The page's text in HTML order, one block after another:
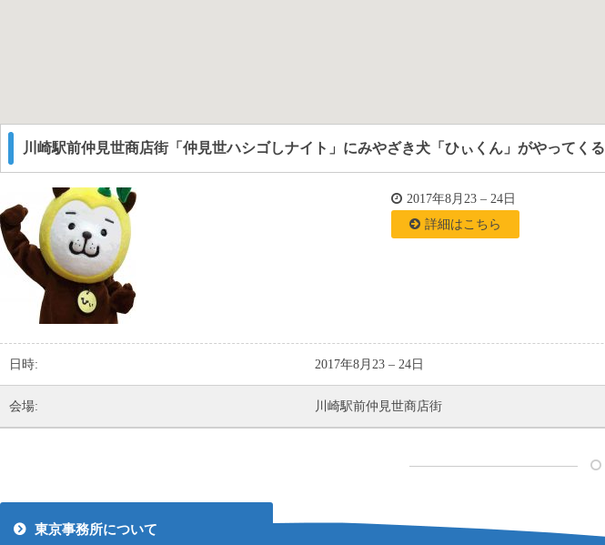
川崎駅前仲見世商店街「仲見世ハシゴしナイト」にみやざき犬「ひぃくん」がやってくる
2017年8月23 –24日
詳細はこちら
日時: 2017年8月23 – 24日
会場: 川崎駅前仲見世商店街
東京事務所について